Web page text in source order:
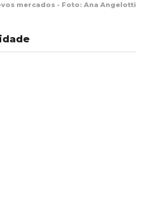
mercados - Foto: Ana Angelotti